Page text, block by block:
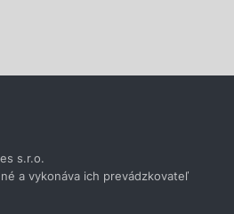
s.r.o.
a vykonáva ich prevádzkovateľ